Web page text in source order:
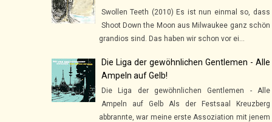
Swollen Teeth (2010) Es ist nun einmal so, dass
Shoot Down the Moon aus Milwaukee ganz schön
grandios sind. Das haben wir schon vor ei...
Die Liga der gewöhnlichen Gentlemen - Alle
Ampeln auf Gelb!
Die Liga der gewöhnlichen Gentlemen - Alle
Ampeln auf Gelb Als der Festsaal Kreuzberg
abbrannte, war meine erste Assoziation mit jenem